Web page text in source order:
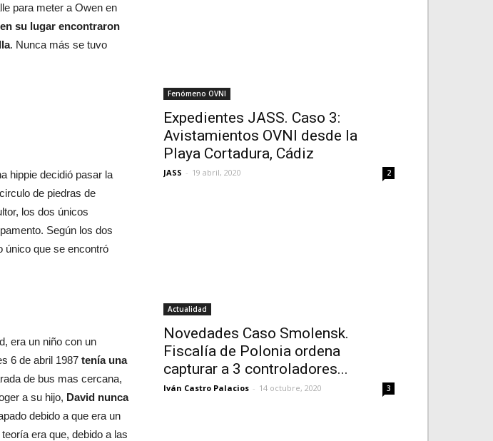
para meter a Owen en
en su lugar encontraron
. Nunca más se tuvo
hippie decidió pasar la
de piedras de
los dos únicos
Según los dos
único que se encontró
era un niño con un
6 de abril 1987 tenía una
de bus mas cercana,
a su hijo, David nunca
debido a que era un
era que, debido a las
Fenómeno OVNI
Expedientes JASS. Caso 3:
Avistamientos OVNI desde la
Playa Cortadura, Cádiz
JASS - 19 abril, 2020 2
Actualidad
Novedades Caso Smolensk.
Fiscalía de Polonia ordena
capturar a 3 controladores...
Iván Castro Palacios - 14 octubre, 2020 3